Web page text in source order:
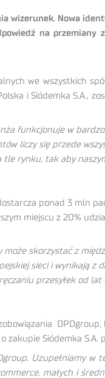
wizerunek. Nowa
na
we wszystkich
i Siódemka S.A.,
funkcjonuje w
liczy się przede
rynku, tak aby
ponad 3 mln
miejscu z 20%
skorzystać z
sieci i wynikają
przesyłek od
Siódemka S.A.
Uzupełniamy
małych i